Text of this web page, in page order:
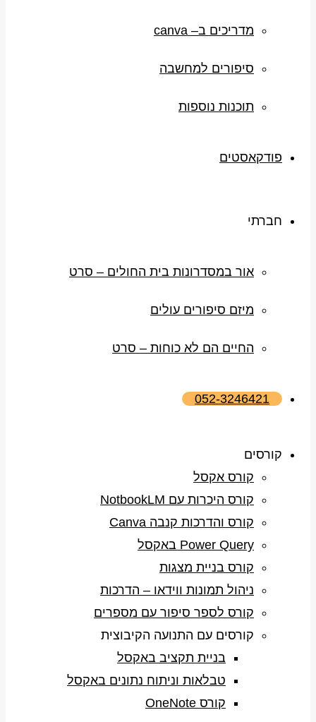
מדריכים ב– canva
סיפורים למחשבה
תוכנות נוספות
פודקאסטים
חברתי
אור במסדרונות בית החולים – סרט
מיזם סיפורים עולים
החיים הם לא כוחות – סרט
052-3246421
קורסים
קורס אקסל
קורס היכרות עם NotbookLM
קורס והדרכות קנבה Canva
Power Query באקסל
קורס בניית מצגות
ניהול תמונות ווידאו – הדרכות
קורס לספר סיפור עם מספרים
קורסים עם התנועה הקיבוצית
בניית תקציב באקסל
טבלאות וניתוח נתונים באקסל
קורס OneNote